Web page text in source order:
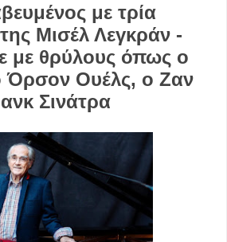
με τρία
Μισέλ Λεγκράν -
με θρύλους όπως ο
Όρσον Ουέλς, ο Ζαν
Σινάτρα